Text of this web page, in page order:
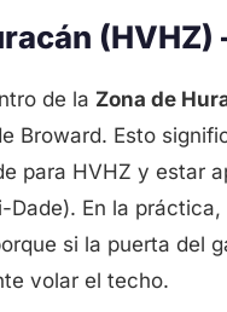
de la Zona de
Broward. Esto
para HVHZ y estar
En la
si la puerta del
volar el techo.